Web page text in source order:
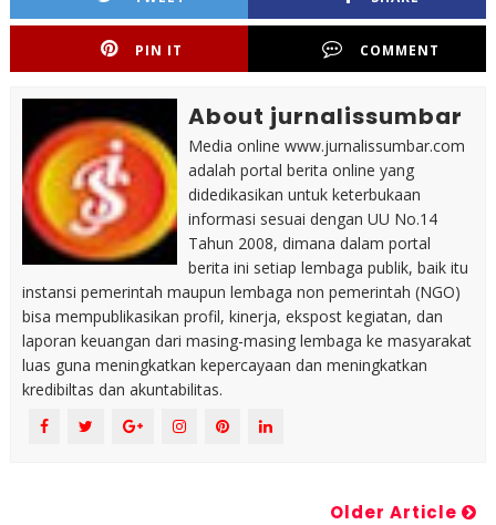
PIN IT COMMENT
About jurnalissumbar
Media online www.jurnalissumbar.com
adalah portal berita online yang
didedikasikan untuk keterbukaan
informasi sesuai dengan UU No.14
Tahun 2008, dimana dalam portal
berita ini setiap lembaga publik, baik itu
instansi pemerintah maupun lembaga non pemerintah (NGO)
bisa mempublikasikan profil, kinerja, ekspost kegiatan, dan
laporan keuangan dari masing-masing lembaga ke masyarakat
luas guna meningkatkan kepercayaan dan meningkatkan
kredibiltas dan akuntabilitas.
Older Article